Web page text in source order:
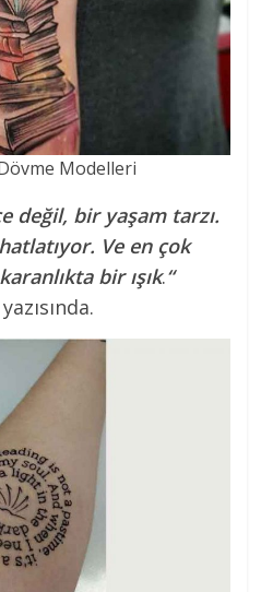
Modelleri
değil, bir yaşam tarzı.
Ve en çok
bir ışık.“